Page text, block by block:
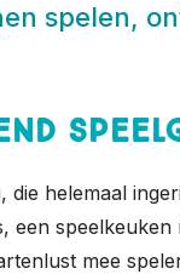
spelen,
die helemaal
een
mee